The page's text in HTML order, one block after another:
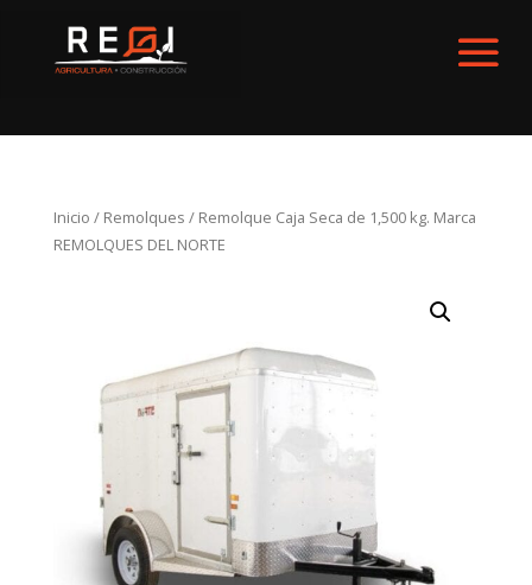
Inicio / Remolques / Remolque Caja Seca de 1,500 kg. Marca
REMOLQUES DEL NORTE